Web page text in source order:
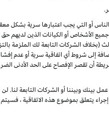
الناس أو التي يجب اعتبارها سرية
الأشخاص أو الكيانات الذين لديهم
(بخلاف الشركات التابعة لك الملزمة
إلى شروط أي اتفاقية سرية أو عدم
، شريطة أن تقصر الإفصاح على الحد الأدنى
بينك وبيننا أو الشركات التابعة لنا.
يتعلق بموضوع هذه الاتفاقية ، فسيتم